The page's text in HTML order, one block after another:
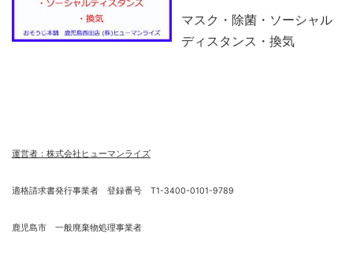
マスク・除菌・ソーシャル
ディスタンス・換気
運営者：株式会社ヒューマンライズ
適格請求書発行事業者 登録番号 T1-3400-0101-9789
鹿児島市 一般廃棄物処理事業者